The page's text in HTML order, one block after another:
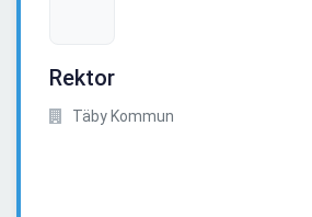
Rektor
Täby Kommun